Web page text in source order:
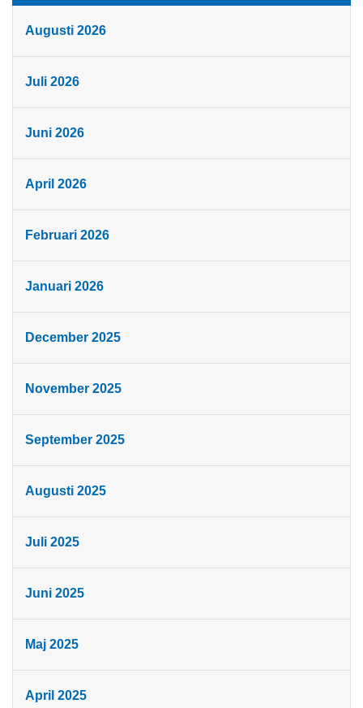
Augusti 2026
Juli 2026
Juni 2026
April 2026
Februari 2026
Januari 2026
December 2025
November 2025
September 2025
Augusti 2025
Juli 2025
Juni 2025
Maj 2025
April 2025